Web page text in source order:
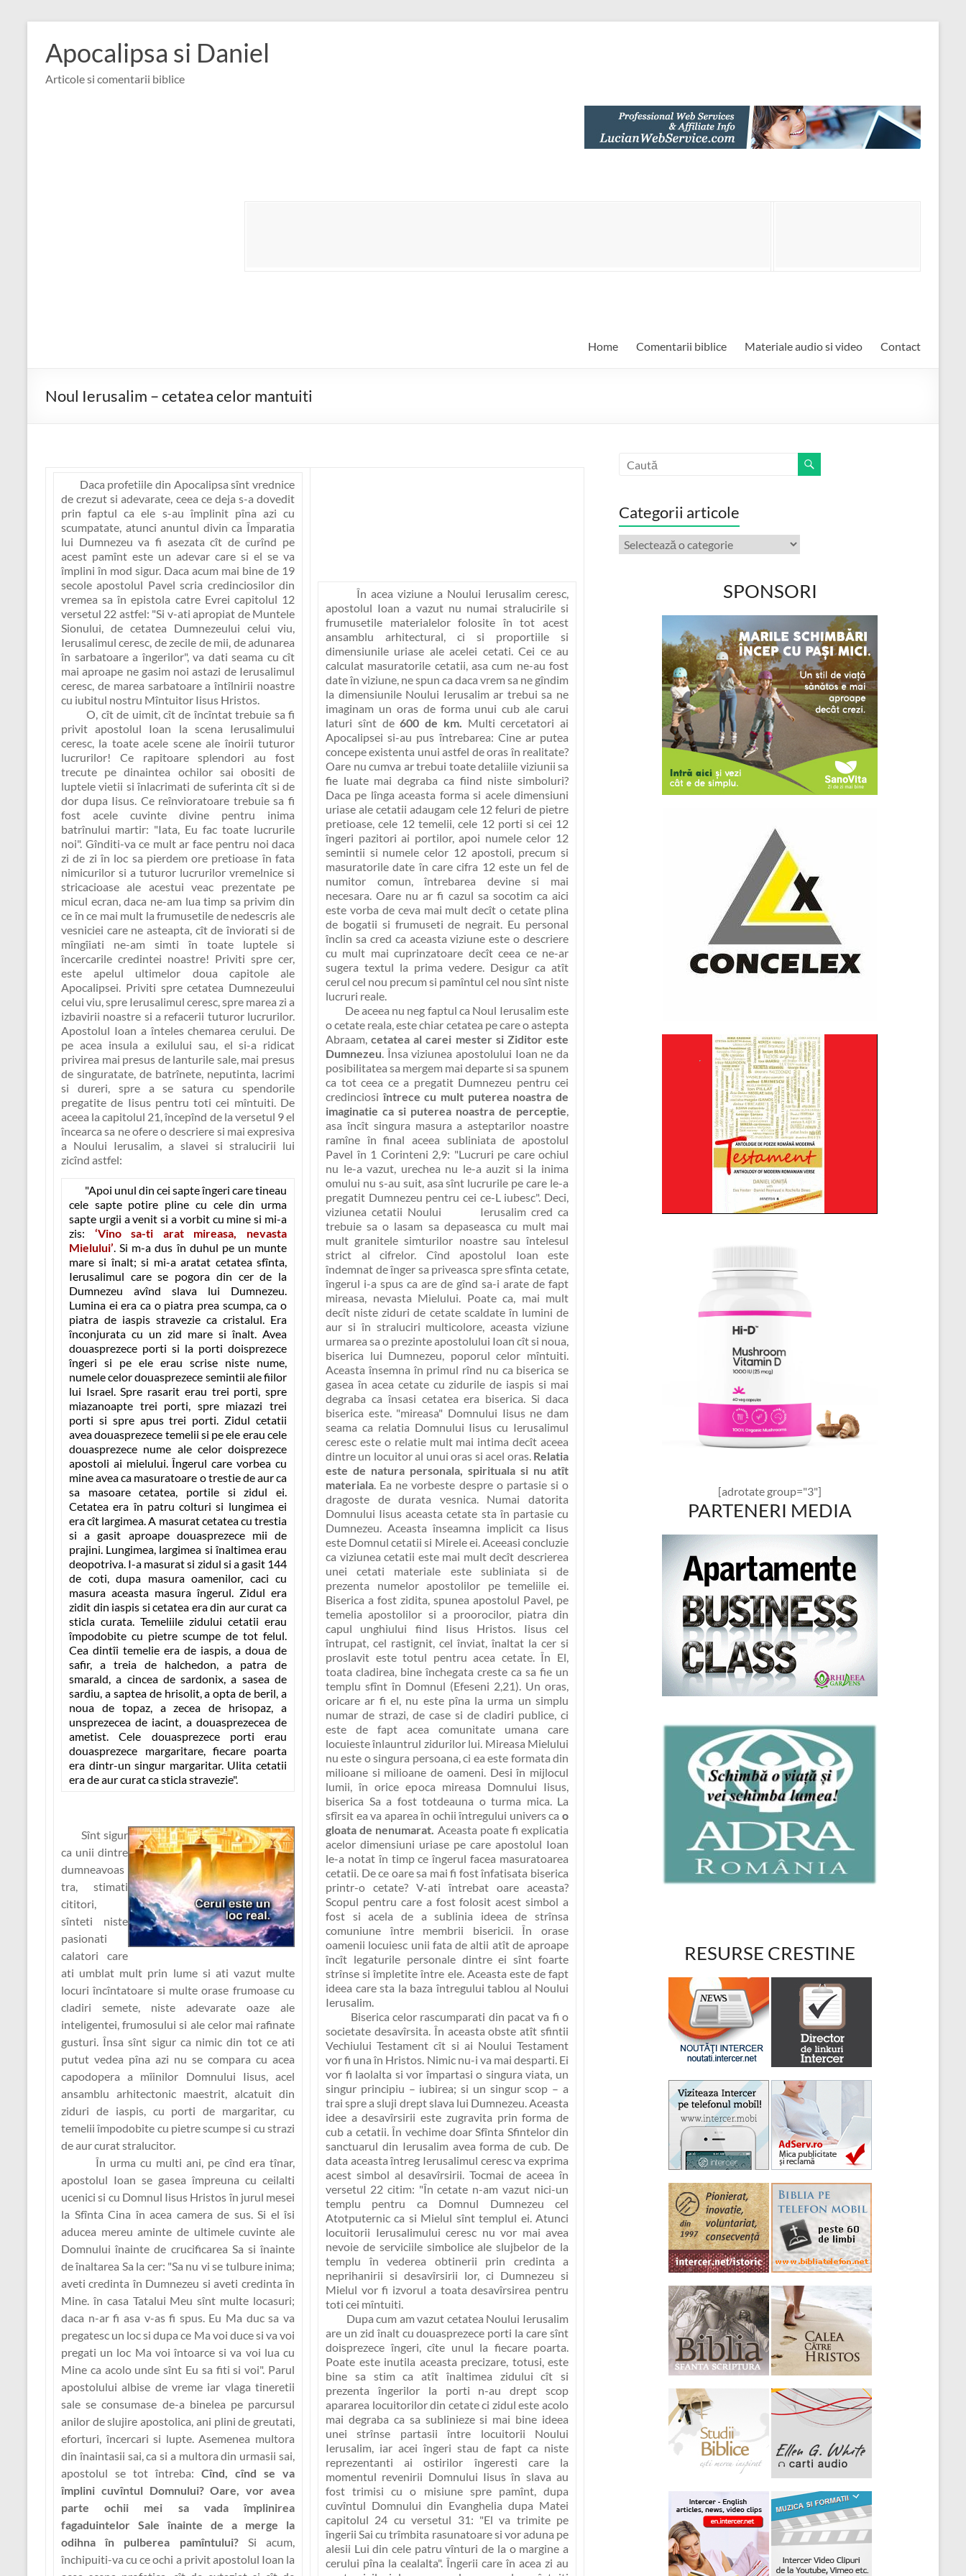
content
Apocalipsa si Daniel
Articole si comentarii biblice
Home Comentarii biblice Materiale audio si video Contact
Noul Ierusalim – cetatea celor mantuiti
Daca profetiile din Apocalipsa sînt vrednice
de crezut si adevarate, ceea ce deja s-a dovedit
prin faptul ca ele s-au împlinit pîna azi cu
scumpatate, atunci anuntul divin ca Împaratia
lui Dumnezeu va fi asezata cît de curînd pe
acest pamînt este un adevar care si el se va
împlini în mod sigur. Daca acum mai bine de 19
secole apostolul Pavel scria credinciosilor din
vremea sa în epistola catre Evrei capitolul 12
versetul 22 astfel: "Si v-ati apropiat de Muntele
Sionului, de cetatea Dumnezeului celui viu,
Ierusalimul ceresc, de zecile de mii, de adunarea
în sarbatoare a îngerilor", va dati seama cu cît
mai aproape ne gasim noi astazi de Ierusalimul
ceresc, de marea sarbatoare a întîlnirii noastre
cu iubitul nostru Mîntuitor Iisus Hristos.
O, cît de uimit, cît de încîntat trebuie sa fi
privit apostolul Ioan la scena Ierusalimului
ceresc, la toate acele scene ale înoirii tuturor
lucrurilor! Ce rapitoare splendori au fost
trecute pe dinaintea ochilor sai obositi de
luptele vietii si înlacrimati de suferinta cît si de
dor dupa Iisus. Ce reînvioratoare trebuie sa fi
fost acele cuvinte divine pentru inima
batrînului martir: "Iata, Eu fac toate lucrurile
noi". Gînditi-va ce mult ar face pentru noi daca
zi de zi în loc sa pierdem ore pretioase în fata
nimicurilor si a tuturor lucrurilor vremelnice si
stricacioase ale acestui veac prezentate pe
micul ecran, daca ne-am lua timp sa privim din
ce în ce mai mult la frumusetile de nedescris ale
vesniciei care ne asteapta, cît de înviorati si de
mîngîiati ne-am simti în toate luptele si
încercarile credintei noastre! Priviti spre cer,
este apelul ultimelor doua capitole ale
Apocalipsei. Priviti spre cetatea Dumnezeului
celui viu, spre Ierusalimul ceresc, spre marea zi a
izbavirii noastre si a refacerii tuturor lucrurilor.
Apostolul Ioan a înteles chemarea cerului. De
pe acea insula a exilului sau, el si-a ridicat
privirea mai presus de lanturile sale, mai presus
de singuratate, de batrînete, neputinta, lacrimi
si dureri, spre a se satura cu spendorile
pregatite de Iisus pentru toti cei mîntuiti. De
aceea la capitolul 21, începînd de la versetul 9 el
încearca sa ne ofere o descriere si mai expresiva
a Noului Ierusalim, a slavei si stralucirii lui
zicînd astfel:
"Apoi unul din cei sapte îngeri care tineau
cele sapte potire pline cu cele din urma
sapte urgii a venit si a vorbit cu mine si mi-a
zis: ‘Vino sa-ti arat mireasa, nevasta
Mielului’. Si m-a dus în duhul pe un munte
mare si înalt; si mi-a aratat cetatea sfînta,
Ierusalimul care se pogora din cer de la
Dumnezeu avînd slava lui Dumnezeu.
Lumina ei era ca o piatra prea scumpa, ca o
piatra de iaspis stravezie ca cristalul. Era
înconjurata cu un zid mare si înalt. Avea
douasprezece porti si la porti doisprezece
îngeri si pe ele erau scrise niste nume,
numele celor douasprezece semintii ale fiilor
lui Israel. Spre rasarit erau trei porti, spre
miazanoapte trei porti, spre miazazi trei
porti si spre apus trei porti. Zidul cetatii
avea douasprezece temelii si pe ele erau cele
douasprezece nume ale celor doisprezece
apostoli ai mielului. Îngerul care vorbea cu
mine avea ca masuratoare o trestie de aur ca
sa masoare cetatea, portile si zidul ei.
Cetatea era în patru colturi si lungimea ei
era cît largimea. A masurat cetatea cu trestia
si a gasit aproape douasprezece mii de
prajini. Lungimea, largimea si înaltimea erau
deopotriva. I-a masurat si zidul si a gasit 144
de coti, dupa masura oamenilor, caci cu
masura aceasta masura îngerul. Zidul era
zidit din iaspis si cetatea era din aur curat ca
sticla curata. Temeliile zidului cetatii erau
împodobite cu pietre scumpe de tot felul.
Cea dintîi temelie era de iaspis, a doua de
safir, a treia de halchedon, a patra de
smarald, a cincea de sardonix, a sasea de
sardiu, a saptea de hrisolit, a opta de beril, a
noua de topaz, a zecea de hrisopaz, a
unsprezecea de iacint, a douasprezecea de
ametist. Cele douasprezece porti erau
douasprezece margaritare, fiecare poarta
era dintr-un singur margaritar. Ulita cetatii
era de aur curat ca sticla stravezie".
Sînt sigur
ca unii dintre
dumneavoas
tra, stimati
cititori,
sînteti niste
pasionati
calatori care
ati umblat mult prin lume si ati vazut multe
locuri încîntatoare si multe orase frumoase cu
cladiri semete, niste adevarate oaze ale
inteligentei, frumosului si ale celor mai rafinate
gusturi. Însa sînt sigur ca nimic din tot ce ati
putut vedea pîna azi nu se compara cu acea
capodopera a mîinilor Domnului Iisus, acel
ansamblu arhitectonic maestrit, alcatuit din
ziduri de iaspis, cu porti de margaritar, cu
temelii împodobite cu pietre scumpe si cu strazi
de aur curat stralucitor.
În urma cu multi ani, pe cînd era tînar,
apostolul Ioan se gasea împreuna cu ceilalti
ucenici si cu Domnul Iisus Hristos în jurul mesei
la Sfînta Cina în acea camera de sus. Si el îsi
aducea mereu aminte de ultimele cuvinte ale
Domnului înainte de crucificarea Sa si înainte
de înaltarea Sa la cer: "Sa nu vi se tulbure inima;
aveti credinta în Dumnezeu si aveti credinta în
Mine. în casa Tatalui Meu sînt multe locasuri;
daca n-ar fi asa v-as fi spus. Eu Ma duc sa va
pregatesc un loc si dupa ce Ma voi duce si va voi
pregati un loc Ma voi întoarce si va voi lua cu
Mine ca acolo unde sînt Eu sa fiti si voi". Parul
apostolului albise de vreme iar vlaga tineretii
sale se consumase de-a binelea pe parcursul
anilor de slujire apostolica, ani plini de greutati,
eforturi, încercari si lupte. Asemenea multora
din înaintasii sai, ca si a multora din urmasii sai,
apostolul se tot întreba: Cînd, cînd se va
împlini cuvîntul Domnului? Oare, vor avea
parte ochii mei sa vada împlinirea
fagaduintelor Sale înainte de a merge la
odihna în pulberea pamîntului?Si acum,
închipuiti-va cu ce ochi a privit apostolul Ioan la
În acea viziune a Noului Ierusalim ceresc,
apostolul Ioan a vazut nu numai stralucirile si
frumusetile materialelor folosite în tot acest
ansamblu arhitectural, ci si proportiile si
dimensiunile uriase ale acelei cetati. Cei ce au
calculat masuratorile cetatii, asa cum ne-au fost
date în viziune, ne spun ca daca vrem sa ne gîndim
la dimensiunile Noului Ierusalim ar trebui sa ne
imaginam un oras de forma unui cub ale carui
laturi sînt de600 de km. Multi cercetatori ai
Apocalipsei si-au pus întrebarea: Cine ar putea
concepe existenta unui astfel de oras în realitate?
Oare nu cumva ar trebui toate detaliile viziunii sa
fie luate mai degraba ca fiind niste simboluri?
Daca pe lînga aceasta forma si acele dimensiuni
uriase ale cetatii adaugam cele 12 feluri de pietre
pretioase, cele 12 temelii, cele 12 porti si cei 12
îngeri pazitori ai portilor, apoi numele celor 12
semintii si numele celor 12 apostoli, precum si
masuratorile date în care cifra 12 este un fel de
numitor comun, întrebarea devine si mai
necesara. Oare nu ar fi cazul sa socotim ca aici
este vorba de ceva mai mult decît o cetate plina
de bogatii si frumuseti de negrait. Eu personal
înclin sa cred ca aceasta viziune este o descriere
cu mult mai cuprinzatoare decît ceea ce ne-ar
sugera textul la prima vedere. Desigur ca atît
cerul cel nou precum si pamîntul cel nou sînt niste
lucruri reale.
De aceea nu neg faptul ca Noul Ierusalim este
o cetate reala, este chiar cetatea pe care o astepta
Abraam,cetatea al carei mester si Ziditor este
Dumnezeu. Însa viziunea apostolului Ioan ne da
posibilitatea sa mergem mai departe si sa spunem
ca tot ceea ce a pregatit Dumnezeu pentru cei
credinciosi întrece cu mult puterea noastra de
imaginatie ca si puterea noastra de perceptie,
asa încît singura masura a asteptarilor noastre
ramîne în final aceea subliniata de apostolul
Pavel în 1 Corinteni 2,9: "Lucruri pe care ochiul
nu le-a vazut, urechea nu le-a auzit si la inima
omului nu s-au suit, asa sînt lucrurile pe care le-a
pregatit Dumnezeu pentru cei ce-L iubesc". Deci,
viziunea cetatii Noului Ierusalim cred ca
trebuie sa o lasam sa depaseasca cu mult mai
mult granitele simturilor noastre sau întelesul
strict al cifrelor. Cînd apostolul Ioan este
îndemnat de înger sa priveasca spre sfînta cetate,
îngerul i-a spus ca are de gînd sa-i arate de fapt
mireasa, nevasta Mielului. Poate ca, mai mult
decît niste ziduri de cetate scaldate în lumini de
aur si în straluciri multicolore, aceasta viziune
urmarea sa o prezinte apostolului Ioan cît si noua,
biserica lui Dumnezeu, poporul celor mîntuiti.
Aceasta însemna în primul rînd nu ca biserica se
gasea în acea cetate cu zidurile de iaspis si mai
degraba ca însasi cetatea era biserica. Si daca
biserica este. "mireasa" Domnului Iisus ne dam
seama ca relatia Domnului Iisus cu Ierusalimul
ceresc este o relatie mult mai intima decît aceea
dintre un locuitor al unui oras si acel oras. Relatia
este de natura personala, spirituala si nu atît
materiala. Ea ne vorbeste despre o partasie si o
dragoste de durata vesnica. Numai datorita
Domnului Iisus aceasta cetate sta în partasie cu
Dumnezeu. Aceasta înseamna implicit ca Iisus
este Domnul cetatii si Mirele ei. Aceeasi concluzie
ca viziunea cetatii este mai mult decît descrierea
unei cetati materiale este subliniata si de
prezenta numelor apostolilor pe temeliile ei.
Biserica a fost zidita, spunea apostolul Pavel, pe
temelia apostolilor si a proorocilor, piatra din
capul unghiului fiind Iisus Hristos. Iisus cel
întrupat, cel rastignit, cel înviat, înaltat la cer si
proslavit este totul pentru acea cetate.În El,
toata cladirea, bine închegata creste ca sa fie un
templu sfînt în Domnul (Efeseni 2,21). Un oras,
oricare ar fi el, nu este pîna la urma un simplu
numar de strazi, de case si de cladiri publice, ci
este de fapt acea comunitate umana care
locuieste înlauntrul zidurilor lui. Mireasa Mielului
nu este o singura persoana, ci ea este formata din
milioane si milioane de oameni. Desi în mijlocul
lumii, în orice epoca mireasa Domnului Iisus,
biserica Sa a fost totdeauna o turma mica. La
sfîrsit ea va aparea în ochii întregului univers ca o
gloata de nenumarat. Aceasta poate fi explicatia
acelor dimensiuni uriase pe care apostolul Ioan
le-a notat în timp ce îngerul facea masuratoarea
cetatii. De ce oare sa mai fi fost înfatisata biserica
printr-o cetate? V-ati întrebat oare aceasta?
Scopul pentru care a fost folosit acest simbol a
fost si acela de a sublinia ideea de strînsa
comuniune între membrii bisericii. În orase
oamenii locuiesc unii fata de altii atît de aproape
încît legaturile personale dintre ei sînt foarte
strînse si împletite între ele. Aceasta este de fapt
ideea care sta la baza întregului tablou al Noului
Ierusalim.
Biserica celor rascumparati din pacat va fi o
societate desavîrsita. În aceasta obste atît sfintii
Vechiului Testament cît si ai Noului Testament
vor fi una în Hristos. Nimic nu-i va mai desparti. Ei
vor fi laolalta si vor împartasi o singura viata, un
singur principiu – iubirea; si un singur scop – a
trai spre a sluji drept slava lui Dumnezeu.Aceasta
idee a desavîrsirii este zugravita prin forma de
cub a cetatii. În vechime doar Sfînta Sfintelor din
sanctuarul din Ierusalim avea forma de cub. De
data aceasta întreg Ierusalimul ceresc va exprima
acest simbol al desavîrsirii. Tocmai de aceea în
versetul 22 citim: "În cetate n-am vazut nici-un
templu pentru ca Domnul Dumnezeu cel
Atotputernic ca si Mielul sînt templul ei. Atunci
locuitorii Ierusalimului ceresc nu vor mai avea
nevoie de serviciile simbolice ale slujbelor de la
templu în vederea obtinerii prin credinta a
neprihanirii si desavîrsirii lor, ci Dumnezeu si
Mielul vor fi izvorul a toata desavîrsirea pentru
toti cei mîntuiti.
Dupa cum am vazut cetatea Noului Ierusalim
are un zid înalt cu douasprezece porti la care sînt
doisprezece îngeri, cîte unul la fiecare poarta.
Poate este inutila aceasta precizare, totusi, este
bine sa stim ca atît înaltimea zidului cît si
prezenta îngerilor la porti n-au drept scop
apararea locuitorilor din cetate ci zidul este acolo
mai degraba ca sa sublinieze si mai bine ideea
unei strînse partasii între locuitorii Noului
Ierusalim, iar acei îngeri stau de fapt ca niste
reprezentanti ai ostirilor îngeresti care la
momentul revenirii Domnului Iisus în slava au
fost trimisi cu o misiune spre pamînt, dupa
cuvîntul Domnului din Evanghelia dupa Matei
capitolul 24 cu versetul 31: "El va trimite pe
îngerii Sai cu trîmbita rasunatoare si vor aduna pe
alesii Lui din cele patru vînturi de la o margine a
cerului pîna la cealalta". Îngerii care în acea zi au
Categorii articole
Categorii
articole
SPONSORI
[adrotate group="3"]
PARTENERI MEDIA
RESURSE CRESTINE